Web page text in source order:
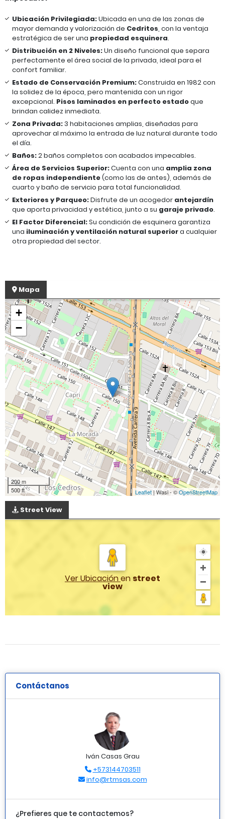
Ubicación Privilegiada:Ubicada en una de las zonas de
mayor demanda y valorización de Cedritos, con la ventaja
estratégica de ser una propiedad esquinera.
Distribución en 2 Niveles:Un diseño funcional que separa
perfectamente el área social de la privada, ideal para el
confort familiar.
Estado de Conservación Premium:Construida en 1982 con
la solidez de la época, pero mantenida con un rigor
excepcional. Pisos laminados en perfecto estadoque
brindan calidez inmediata.
Zona Privada:3 habitaciones amplias, diseñadas para
aprovechar al máximo la entrada de luz natural durante todo
el día.
Baños:2 baños completos con acabados impecables.
Área de Servicios Superior:Cuenta con una amplia zona
de ropas independiente(como las de antes), además de
cuarto y baño de servicio para total funcionalidad.
Exteriores y Parqueo:Disfrute de un acogedor antejardín
que aporta privacidad y estética, junto a su garaje privado.
El Factor Diferencial:Su condición de esquinera garantiza
una iluminación y ventilación natural superiora cualquier
otra propiedad del sector.
Mapa
+
−
200 m
500 ft
Leaflet| Wasi - ©OpenStreetMap
Street View
Ver Ubicaciónen street
view
Contáctanos
Iván Casas Grau
+573144703511
info@rtmsas.com
¿Prefieres que te contactemos?